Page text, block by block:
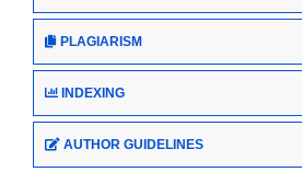
PLAGIARISM
INDEXING
AUTHOR GUIDELINES